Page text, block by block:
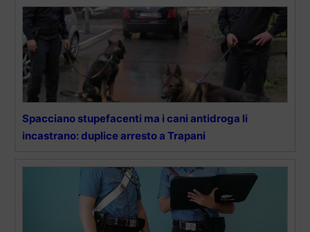
Spacciano stupefacenti ma i cani antidroga li
incastrano: duplice arresto a Trapani